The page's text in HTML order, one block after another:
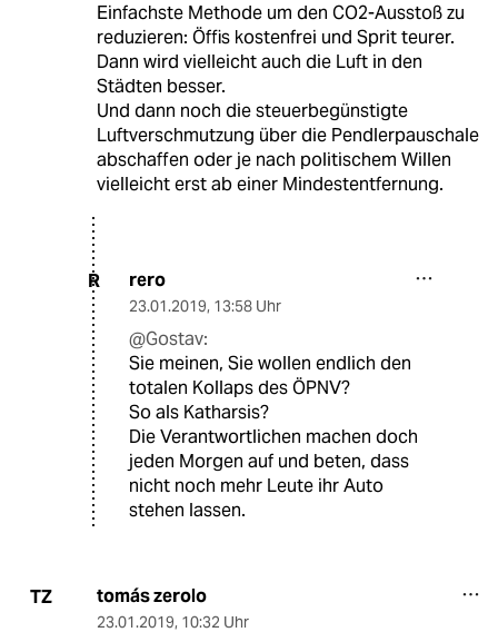
Einfachste Methode um den CO2-Ausstoß zu
reduzieren: Öffis kostenfrei und Sprit teurer.
Dann wird vielleicht auch die Luft in den
Städten besser.
Und dann noch die steuerbegünstigte
Luftverschmutzung über die Pendlerpauschale
abschaffen oder je nach politischem Willen
vielleicht erst ab einer Mindestentfernung.
R rero
23.01.2019, 13:58 Uhr
@Gostav:
Sie meinen, Sie wollen endlich den
totalen Kollaps des ÖPNV?
So als Katharsis?
Die Verantwortlichen machen doch
jeden Morgen auf und beten, dass
nicht noch mehr Leute ihr Auto
stehen lassen.
TZ tomás zerolo
23.01.2019, 10:32 Uhr